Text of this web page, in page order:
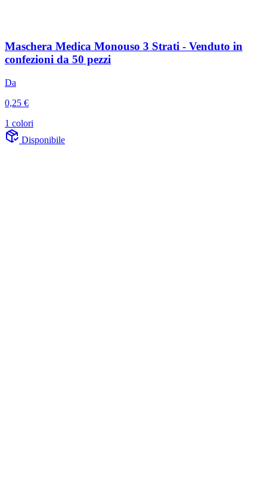
Maschera Medica Monouso 3 Strati - Venduto in
confezioni da 50 pezzi
Da
0,25 €
1 colori
Disponibile